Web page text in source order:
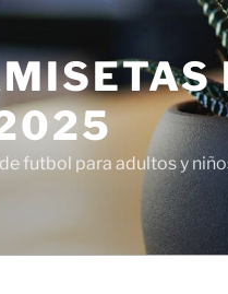
futbol para adultos y